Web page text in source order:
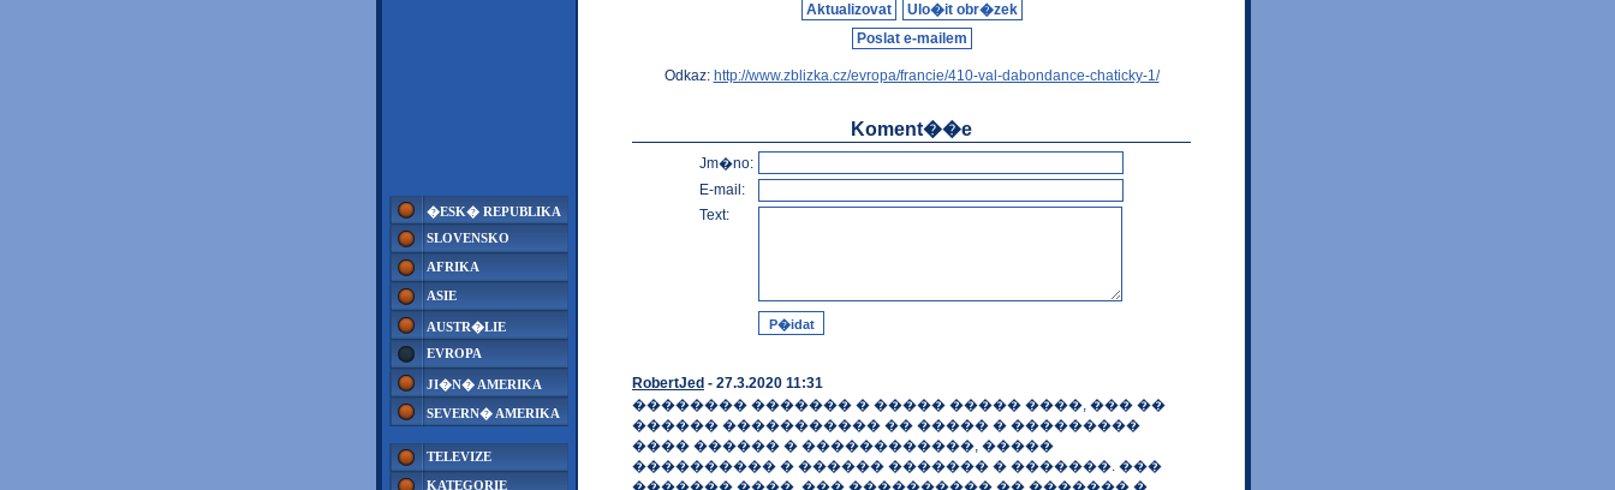
�ESK� REPUBLIKA
SLOVENSKO
AFRIKA
ASIE
AUSTR�LIE
EVROPA
JI�N� AMERIKA
SEVERN� AMERIKA
TELEVIZE
KATEGORIE
Aktualizovat
Ulo�it obr�zek
Poslat e-mailem
Odkaz: http://www.zblizka.cz/evropa/francie/410-val-dabondance-chaticky-1/
Koment��e
Jm�no:
E-mail:
Text:
RobertJed - 27.3.2020 11:31
�������� ������� � ����� ����� ����, ��� ��
������ ����������� �� ����� � ���������
���� ������ � ������������, �����
���������� � ������ ������� � �������. ���
������� ����, ��� ���������� �� ������� �